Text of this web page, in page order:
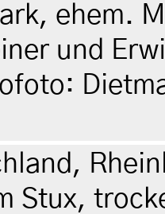
ehem.
und
Stux,